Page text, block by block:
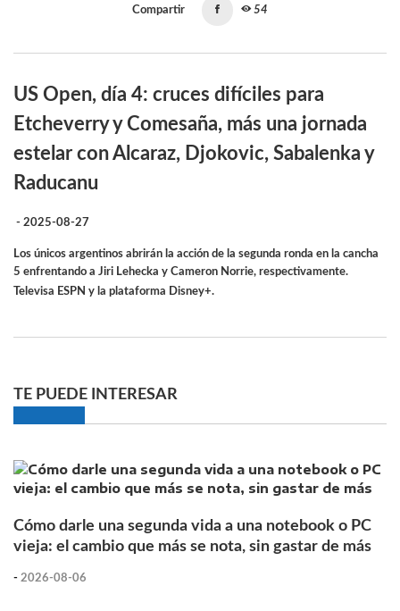
Compartir 54
US Open, día 4: cruces difíciles para
Etcheverry y Comesaña, más una jornada
estelar con Alcaraz, Djokovic, Sabalenka y
Raducanu
- 2025-08-27
Los únicos argentinos abrirán la acción de la segunda ronda en la cancha
5 enfrentando a Jiri Lehecka y Cameron Norrie, respectivamente.
Televisa ESPN y la plataforma Disney+.
TE PUEDE INTERESAR
Cómo darle una segunda vida a una notebook o PC
vieja: el cambio que más se nota, sin gastar de más
- 2026-08-06